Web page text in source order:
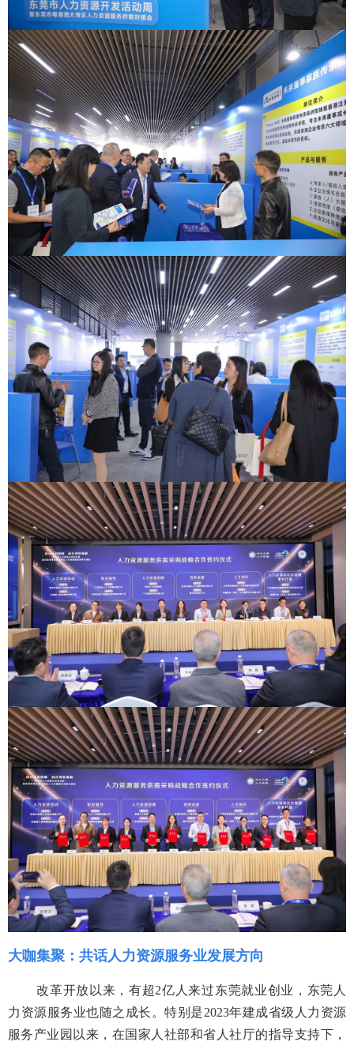
大咖集聚： 共话人力资源服务业发展方向
改革开放以来，有超2亿人来过东莞就业创业，东莞人
力资源服务业也随之成长。特别是2023年建成省级人力资源
服务产业园以来，在国家人社部和省人社厅的指导支持下，